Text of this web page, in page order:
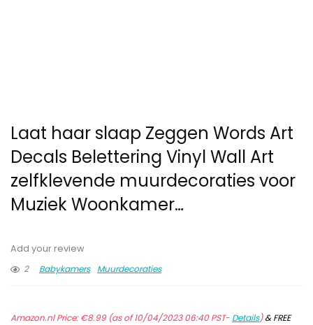
Laat haar slaap Zeggen Words Art
Decals Belettering Vinyl Wall Art
zelfklevende muurdecoraties voor
Muziek Woonkamer…
Add your review
2
Babykamers Muurdecoraties
Amazon.nl Price:€8.99(as of 10/04/2023 06:40 PST- Details)&FREE